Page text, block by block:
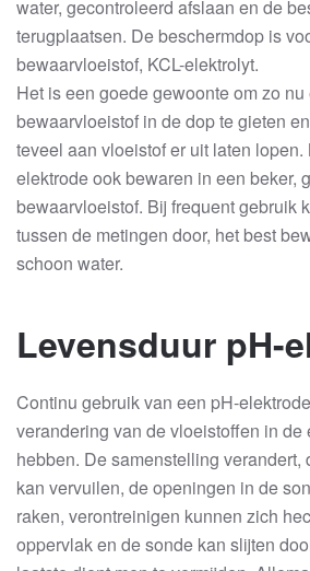
water, gecontroleerd afslaan en de
terugplaatsen. De beschermdop is
bewaarvloeistof, KCL-elektrolyt.
Het is een goede gewoonte om zo
bewaarvloeistof in de dop te gieten
teveel aan vloeistof er uit laten lopen.
elektrode ook bewaren in een beker,
bewaarvloeistof. Bij frequent gebruik
tussen de metingen door, het best
schoon water.
Levensduur pH-
Continu gebruik van een pH-
verandering van de vloeistoffen in de
hebben. De samenstelling verandert,
kan vervuilen, de openingen in de
raken, verontreinigen kunnen zich
oppervlak en de sonde kan slijten